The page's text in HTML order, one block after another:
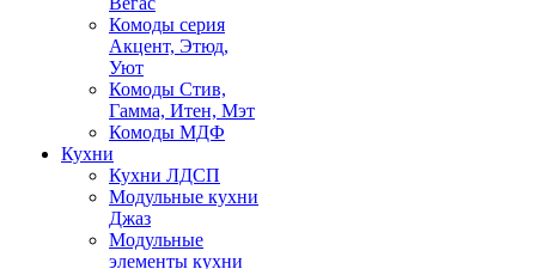
Комоды серия
Акцент, Этюд,
Уют
Комоды Стив,
Гамма, Итен, Мэт
Комоды МДФ
Кухни
Кухни ЛДСП
Модульные кухни
Джаз
Модульные
элементы кухни